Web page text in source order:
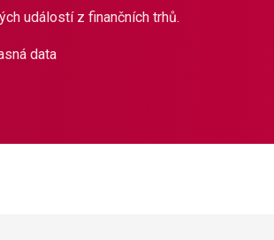
událostí z finančních trhů.
data